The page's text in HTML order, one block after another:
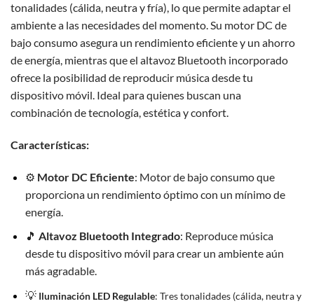
tonalidades (cálida, neutra y fría), lo que permite adaptar el
ambiente a las necesidades del momento. Su motor DC de
bajo consumo asegura un rendimiento eficiente y un ahorro
de energía, mientras que el altavoz Bluetooth incorporado
ofrece la posibilidad de reproducir música desde tu
dispositivo móvil. Ideal para quienes buscan una
combinación de tecnología, estética y confort.
Características:
⚙️ Motor DC Eficiente: Motor de bajo consumo que
proporciona un rendimiento óptimo con un mínimo de
energía.
🎵 Altavoz Bluetooth Integrado: Reproduce música
desde tu dispositivo móvil para crear un ambiente aún
más agradable.
💡 Iluminación LED Regulable: Tres tonalidades (cálida, neutra y